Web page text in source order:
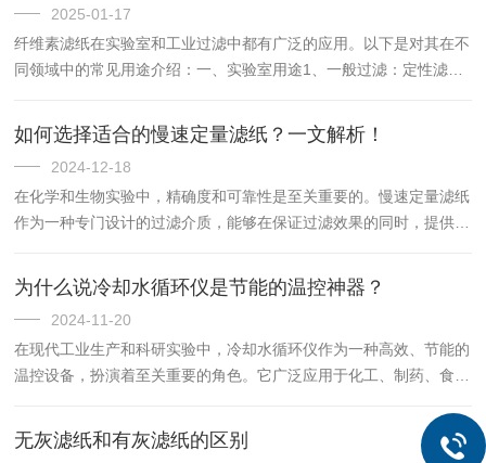
2025-01-17
纤维素滤纸在实验室和工业过滤中都有广泛的应用。以下是对其在不
同领域中的常见用途介绍：一、实验室用途1、一般过滤：定性滤纸
液，如在化学实验中过滤化学反应后的混合物，去除不溶性杂质，
得...
如何选择适合的慢速定量滤纸？一文解析！
2024-12-18
在化学和生物实验中，精确度和可靠性是至关重要的。慢速定量滤纸
作为一种专门设计的过滤介质，能够在保证过滤效果的同时，提供更
构和较慢的过滤速度。这种设计有助于确保样品中的固体颗粒能够
充...
为什么说冷却水循环仪是节能的温控神器？
2024-11-20
在现代工业生产和科研实验中，冷却水循环仪作为一种高效、节能的
温控设备，扮演着至关重要的角色。它广泛应用于化工、制药、食品
了可靠的冷却解决方案。该循环仪的核心功能是通过循环泵将冷却
液...
无灰滤纸和有灰滤纸的区别